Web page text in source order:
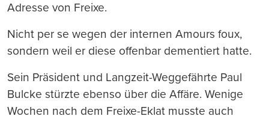
Adresse von Freixe.
Nicht per se wegen der internen Amours foux,
sondern weil er diese offenbar dementiert hatte.
Sein Präsident und Langzeit-Weggefährte Paul
Bulcke stürzte ebenso über die Affäre. Wenige
Wochen nach dem Freixe-Eklat musste auch